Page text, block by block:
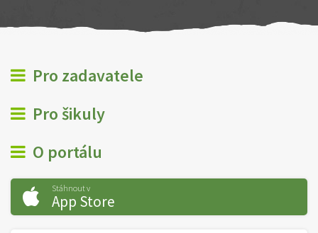
Pro zadavatele
Pro šikuly
O portálu
Stáhnout v
App Store